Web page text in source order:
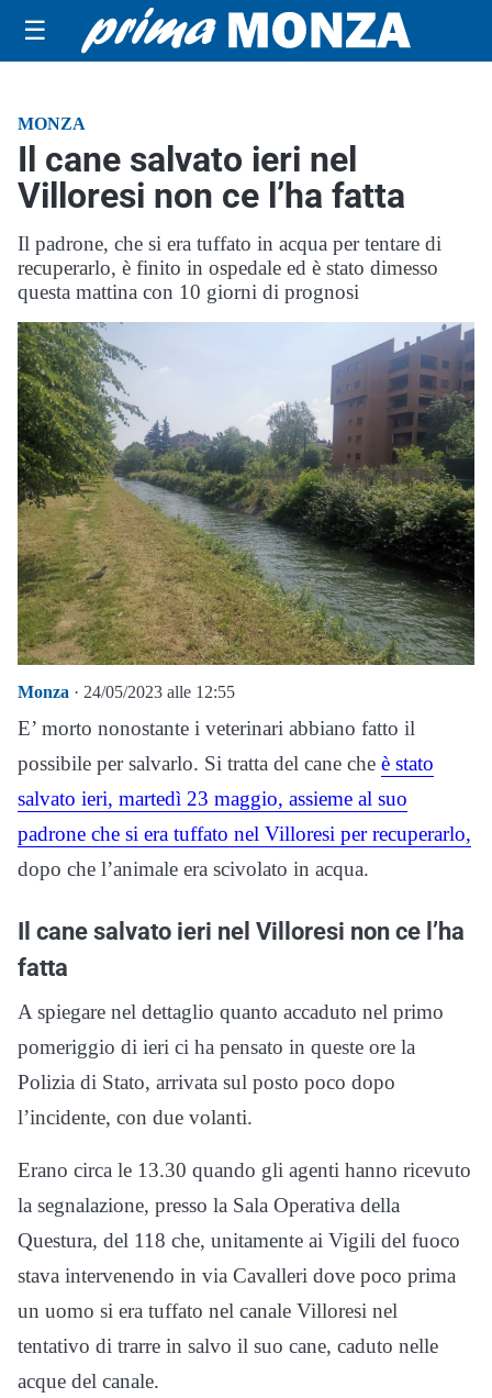
☰
MONZA
Il cane salvato ieri nel
Villoresi non ce l’ha fatta
Il padrone, che si era tuffato in acqua per tentare di
recuperarlo, è finito in ospedale ed è stato dimesso
questa mattina con 10 giorni di prognosi
Monza · 24/05/2023 alle 12:55
E’ morto nonostante i veterinari abbiano fatto il
possibile per salvarlo. Si tratta del cane che è stato
salvato ieri, martedì 23 maggio, assieme al suo
padrone che si era tuffato nel Villoresi per recuperarlo,
dopo che l’animale era scivolato in acqua.
Il cane salvato ieri nel Villoresi non ce l’ha
fatta
A spiegare nel dettaglio quanto accaduto nel primo
pomeriggio di ieri ci ha pensato in queste ore la
Polizia di Stato, arrivata sul posto poco dopo
l’incidente, con due volanti.
Erano circa le 13.30 quando gli agenti hanno ricevuto
la segnalazione, presso la Sala Operativa della
Questura, del 118 che, unitamente ai Vigili del fuoco
stava intervenendo in via Cavalleri dove poco prima
un uomo si era tuffato nel canale Villoresi nel
tentativo di trarre in salvo il suo cane, caduto nelle
acque del canale.